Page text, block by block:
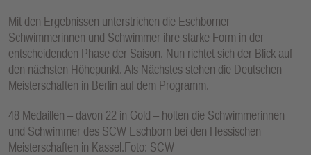
Mit den Ergebnissen unterstrichen die Eschborner
Schwimmerinnen und Schwimmer ihre starke Form in der
entscheidenden Phase der Saison. Nun richtet sich der Blick auf
den nächsten Höhepunkt. Als Nächstes stehen die Deutschen
Meisterschaften in Berlin auf dem Programm.
48 Medaillen – davon 22 in Gold – holten die Schwimmerinnen
und Schwimmer des SCW Eschborn bei den Hessischen
Meisterschaften in Kassel.Foto: SCW